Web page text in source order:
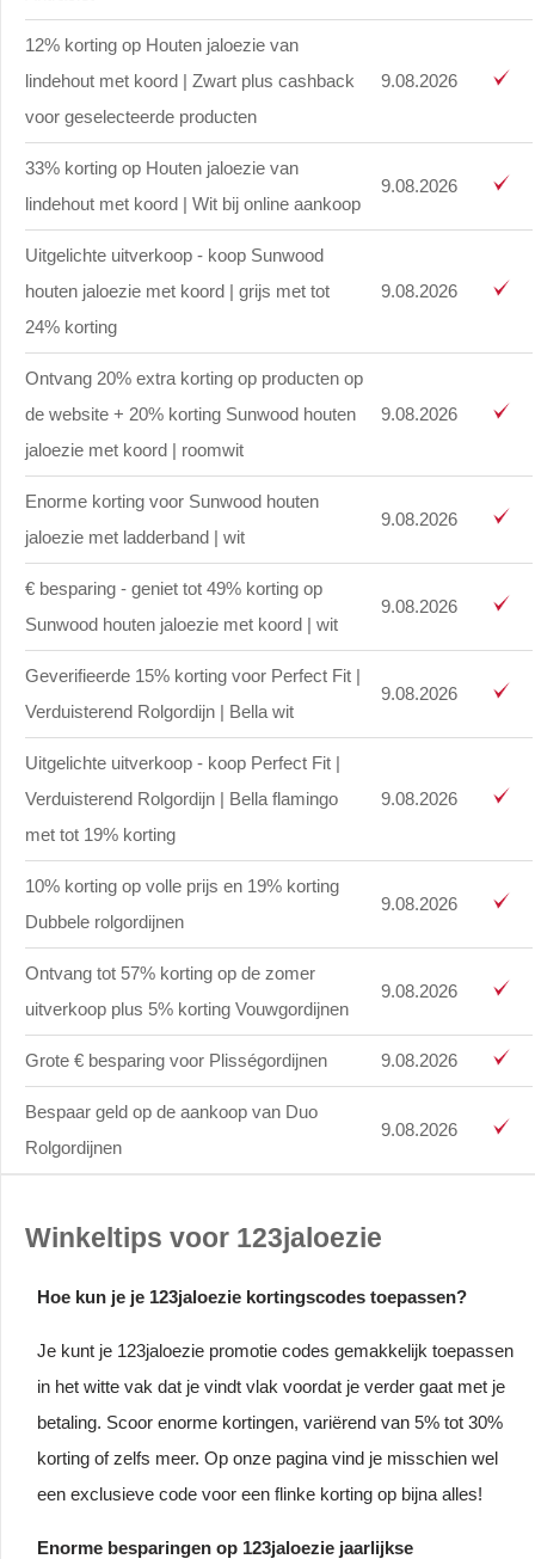
12% korting op Houten jaloezie van
lindehout met koord | Zwart plus cashback
voor geselecteerde producten
9.08.2026
33% korting op Houten jaloezie van
lindehout met koord | Wit bij online aankoop
9.08.2026
Uitgelichte uitverkoop - koop Sunwood
houten jaloezie met koord | grijs met tot
24% korting
9.08.2026
Ontvang 20% extra korting op producten op
de website + 20% korting Sunwood houten
jaloezie met koord | roomwit
9.08.2026
Enorme korting voor Sunwood houten
jaloezie met ladderband | wit
9.08.2026
€ besparing - geniet tot 49% korting op
Sunwood houten jaloezie met koord | wit
9.08.2026
Geverifieerde 15% korting voor Perfect Fit |
Verduisterend Rolgordijn | Bella wit
9.08.2026
Uitgelichte uitverkoop - koop Perfect Fit |
Verduisterend Rolgordijn | Bella flamingo
met tot 19% korting
9.08.2026
10% korting op volle prijs en 19% korting
Dubbele rolgordijnen
9.08.2026
Ontvang tot 57% korting op de zomer
uitverkoop plus 5% korting Vouwgordijnen
9.08.2026
Grote € besparing voor Plisségordijnen 9.08.2026
Bespaar geld op de aankoop van Duo
Rolgordijnen
9.08.2026
Winkeltips voor 123jaloezie
Hoe kun je je 123jaloezie kortingscodes toepassen?
Je kunt je 123jaloezie promotie codes gemakkelijk toepassen
in het witte vak dat je vindt vlak voordat je verder gaat met je
betaling. Scoor enorme kortingen, variërend van 5% tot 30%
korting of zelfs meer. Op onze pagina vind je misschien wel
een exclusieve code voor een flinke korting op bijna alles!
Enorme besparingen op 123jaloezie jaarlijkse